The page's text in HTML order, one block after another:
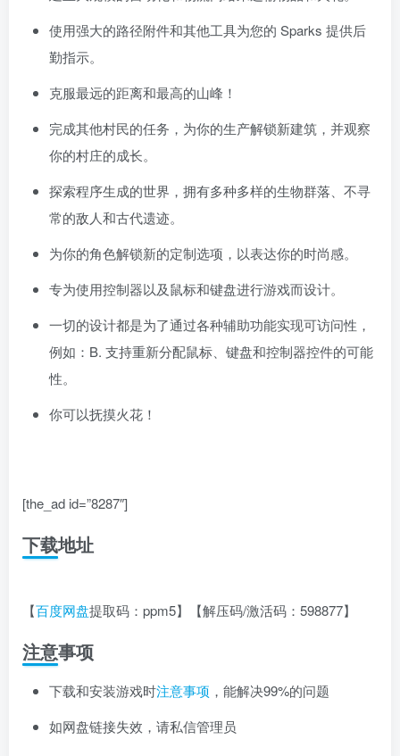
使用强大的路径附件和其他工具为您的 Sparks 提供后
勤指示。
克服最远的距离和最高的山峰！
完成其他村民的任务，为你的生产解锁新建筑，并观察
你的村庄的成长。
探索程序生成的世界，拥有多种多样的生物群落、不寻
常的敌人和古代遗迹。
为你的角色解锁新的定制选项，以表达你的时尚感。
专为使用控制器以及鼠标和键盘进行游戏而设计。
一切的设计都是为了通过各种辅助功能实现可访问性，
例如：B. 支持重新分配鼠标、键盘和控制器控件的可能
性。
你可以抚摸火花！
[the_ad id=”8287″]
下载地址
【百度网盘提取码：ppm5】【解压码/激活码：598877】
注意事项
下载和安装游戏时注意事项 ，能解决99%的问题
如网盘链接失效，请私信管理员